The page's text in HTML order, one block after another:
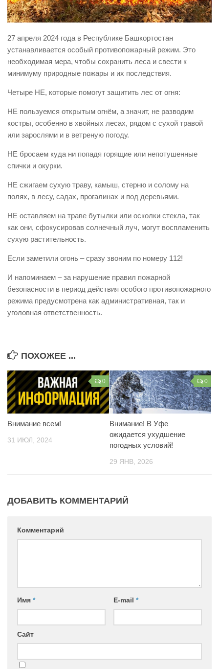
Виды деятельности
Оказание платных образовательных услуг
УГЗ рекомендует
Памятки населению
Как стать спасателем
Уголок гражданской обороны
Пресс-центр
Фотогалерея
Обращения
Контакты
27 апреля 2024 года в Республике Башкортостан
устанавливается особый противопожарный режим. Это
необходимая мера, чтобы сохранить леса и свести к
минимуму природные пожары и их последствия.
Четыре НЕ, которые помогут защитить лес от огня:
НЕ пользуемся открытым огнём, а значит, не разводим
костры, особенно в хвойных лесах, рядом с сухой травой
или зарослями и в ветреную погоду.
НЕ бросаем куда ни попадя горящие или непотушенные
спички и окурки.
НЕ сжигаем сухую траву, камыш, стерню и солому на
полях, в лесу, садах, прогалинах и под деревьями.
НЕ оставляем на траве бутылки или осколки стекла, так
как они, сфокусировав солнечный луч, могут воспламенить
сухую растительность.
Если заметили огонь – сразу звоним по номеру 112!
И напоминаем – за нарушение правил пожарной
безопасности в период действия особого противопожарного
режима предусмотрена как административная, так и
уголовная ответственность.
ПОХОЖЕЕ ...
0
Внимание всем!
31 ИЮЛ, 2024
0
Внимание! В Уфе
ожидается ухудшение
погодных условий!
29 ЯНВ, 2026
ДОБАВИТЬ КОММЕНТАРИЙ
Комментарий
Имя * E-mail *
Сайт